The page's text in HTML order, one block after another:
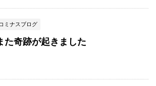
コミナスブログ
た奇跡が起きました